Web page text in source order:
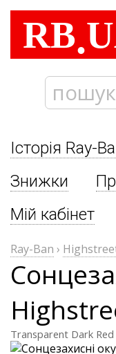
RB.
Історія Ray-
Знижки
Мій кабінет
Ray-Ban ›
Transparent Dark